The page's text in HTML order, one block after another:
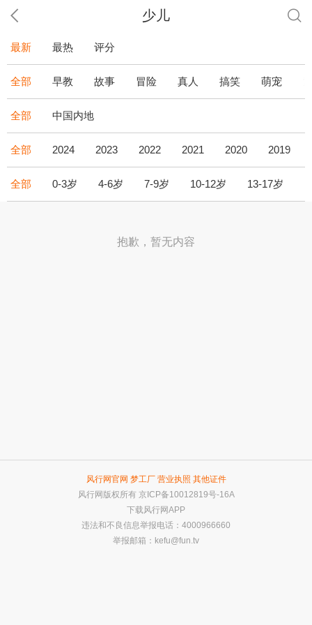
少儿
最新 最热 评分
全部 早教 故事 冒险 真人 搞笑 萌宠
全部 中国内地
全部 2024 2023 2022 2021 2020 2019
全部 0-3岁 4-6岁 7-9岁 10-12岁 13-17岁
抱歉，暂无内容
风行网官网 梦工厂 营业执照 其他证件
风行网版权所有 京ICP备10012819号-16A
下载风行网APP
违法和不良信息举报电话：4000966660
举报邮箱： kefu@fun.tv